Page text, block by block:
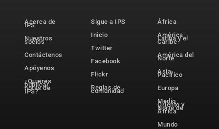
Acerca de
IPS
Nuestros
socios
Contáctenos
Apóyenos
¿Quieres
publicar
notas de
IPS?
Sigue a IPS
Inicio
Twitter
Facebook
Flickr
Reglas de
comunidad
África
América
Latina y el
Caribe
América del
Norte
Asia-
Pacífico
Europa
Medio
Oriente y
Norte de
África
Mundo